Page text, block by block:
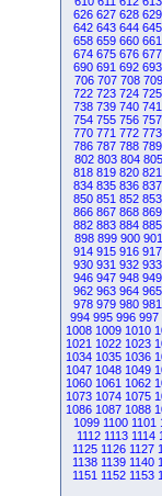
626 627 628 629
642 643 644 645
658 659 660 661
674 675 676 677
690 691 692 693
706 707 708 709
722 723 724 725
738 739 740 741
754 755 756 757
770 771 772 773
786 787 788 789
802 803 804 805
818 819 820 821
834 835 836 837
850 851 852 853
866 867 868 869
882 883 884 885
898 899 900 901
914 915 916 917
930 931 932 933
946 947 948 949
962 963 964 965
978 979 980 981
994 995 996 997
1008 1009 1010
1021 1022 1023
1034 1035 1036
1047 1048 1049
1060 1061 1062
1073 1074 1075
1086 1087 1088
1099 1100 1101
1112 1113 1114
1125 1126 1127
1138 1139 1140
1151 1152 1153